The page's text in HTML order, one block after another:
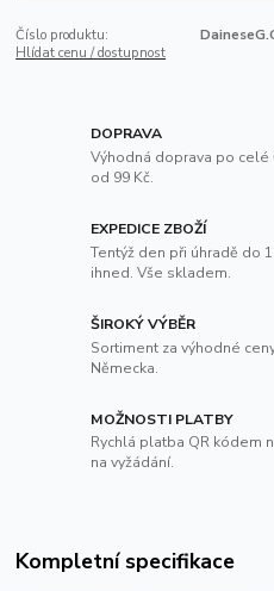
Číslo produktu:
Hlídat cenu / dostupnost
DOPRAVA
Výhodná doprava po celé
od 99 Kč.
EXPEDICE ZBOŽÍ
Tentýž den při úhradě do
ihned. Vše skladem.
ŠIROKÝ VÝBĚR
Sortiment za výhodné
Německa.
MOŽNOSTI PLATBY
Rychlá platba QR kódem
na vyžádání.
Kompletní specifikace